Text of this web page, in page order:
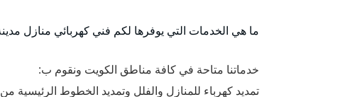
ما هي الخدمات التي يوفرها لكم فني كهربائي منازل
خدماتنا متاحة في كافة مناطق الكويت ونقوم ب:
تمديد كهرباء للمنازل والفلل وتمديد الخطوط الرئيسية